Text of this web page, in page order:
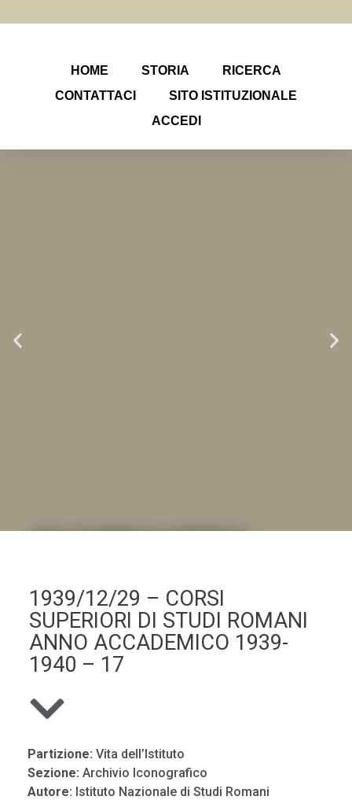
HOME STORIA
RICERCA
CONTATTACI
SITO ISTITUZIONALE
ACCEDI
1939/12/29 – CORSI
SUPERIORI DI STUDI ROMANI
ANNO ACCADEMICO 1939-
1940 – 17
Partizione: Vita dell’Istituto
Sezione: Archivio Iconografico
Autore: Istituto Nazionale di Studi Romani